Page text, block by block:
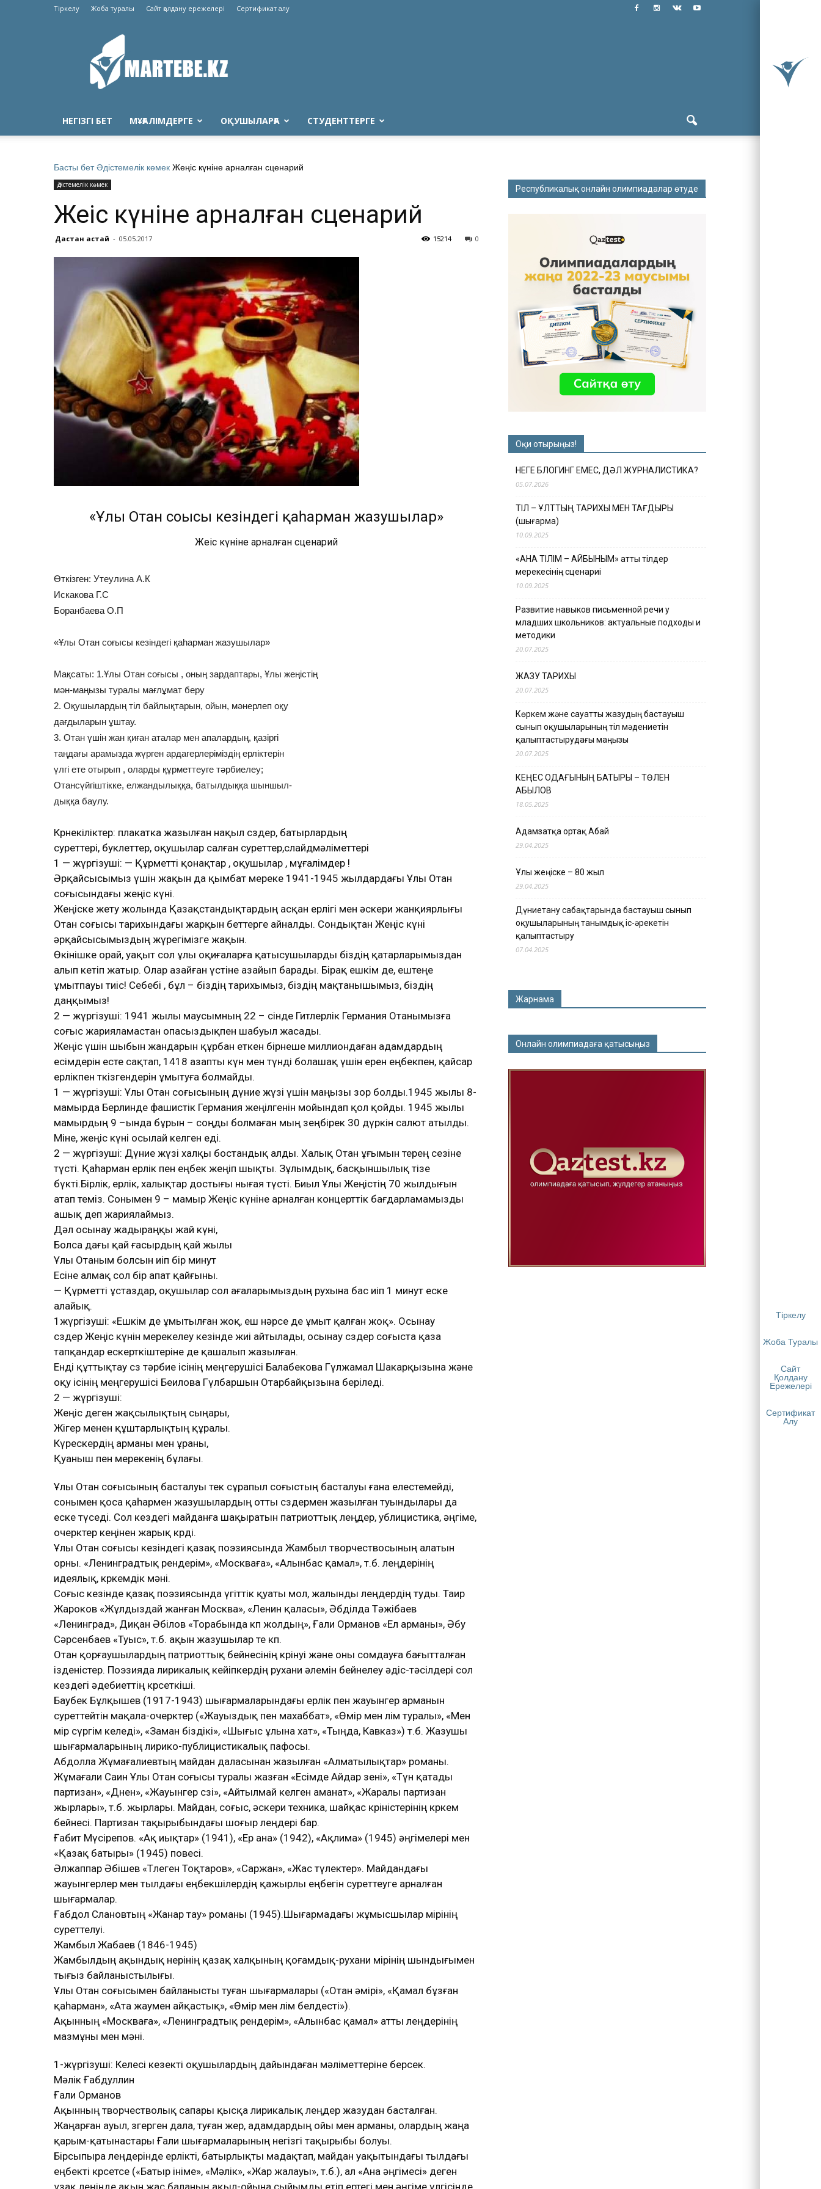
Тіркелу
Жоба Туралы
Сайт
Қолдану
Ережелері
Сертификат
Алу
Тіркелу Жоба туралы Сайт қолдану ережелері Сертификат алу
Martebe.kz
білім
сайты
НЕГІЗГІ БЕТ МҰҒАЛІМДЕРГЕ ОҚУШЫЛАРҒА СТУДЕНТТЕРГЕ
Басты бет Әдістемелік көмек Жеңіс күніне арналған сценарий
Әдістемелік көмек
Жеңіс күніне арналған сценарий
Дастан Қастай - 05.05.2017 0
15214
«Ұлы Отан соғысы кезіндегі қаһарман жазушылар»
Жеңіс күніне арналған сценарий
Өткізген: Утеулина А.К
Искакова Г.С
Боранбаева О.П
«Ұлы Отан соғысы кезіндегі қаһарман жазушылар»
Мақсаты: 1.Ұлы Отан соғысы , оның зардаптары, Ұлы жеңістің
мән-маңызы туралы мағлұмат беру
2. Оқушылардың тіл байлықтарын, ойын, мәнерлеп оқу
дағдыларын ұштау.
3. Отан үшін жан қиған аталар мен апалардың, қазіргі
таңдағы арамызда жүрген ардагерлеріміздің ерліктерін
үлгі ете отырып , оларды құрметтеуге тәрбиелеу;
Отансүйгіштікке, елжандылыққа, батылдыққа шыншыл-
дыққа баулу.
Көрнекіліктер: плакатка жазылған нақыл сөздер, батырлардың
суреттері, буклеттер, оқушылар салған суреттер,слайдмәліметтері
1 — жүргізуші: — Құрметті қонақтар , оқушылар , мұғалімдер !
Әрқайсысымыз үшін жақын да қымбат мереке 1941-1945 жылдардағы Ұлы Отан
соғысындағы жеңіс күні.
Жеңіске жету жолында Қазақстандықтардың асқан ерлігі мен әскери жанқиярлығы
Отан соғысы тарихындағы жарқын беттерге айналды. Сондықтан Жеңіс күні
әрқайсысымыздың жүрегімізге жақын.
Өкінішке орай, уақыт сол ұлы оқиғаларға қатысушыларды біздің қатарларымыздан
алып кетіп жатыр. Олар азайған үстіне азайып барады. Бірақ ешкім де, ештеңе
ұмытпауы тиіс! Себебі , бұл – біздің тарихымыз, біздің мақтанышымыз, біздің
даңқымыз!
2 — жүргізуші: 1941 жылы маусымның 22 – сінде Гитлерлік Германия Отанымызға
соғыс жарияламастан опасыздықпен шабуыл жасады.
Жеңіс үшін шыбын жандарын құрбан еткен бірнеше миллиондаған адамдардың
есімдерін есте сақтап, 1418 азапты күн мен түнді болашақ үшін ерен еңбекпен, қайсар
ерлікпен өткізгендерін ұмытуға болмайды.
1 — жүргізуші: Ұлы Отан соғысының дүние жүзі үшін маңызы зор болды.1945 жылы 8-
мамырда Берлинде фашистік Германия жеңілгенін мойындап қол қойды. 1945 жылы
мамырдың 9 –ында бұрын – соңды болмаған мың зеңбірек 30 дүркін салют атылды.
Міне, жеңіс күні осылай келген еді.
2 — жүргізуші: Дүние жүзі халқы бостандық алды. Халық Отан ұғымын терең сезіне
түсті. Қаһарман ерлік пен еңбек жеңіп шықты. Зұлымдық, басқыншылық тізе
бүкті.Бірлік, ерлік, халықтар достығы нығая түсті. Биыл Ұлы Жеңістің 70 жылдығын
атап өтеміз. Сонымен 9 – мамыр Жеңіс күніне арналған концерттік бағдарламамызды
ашық деп жариялаймыз.
Дәл осынау жадыраңқы жай күні,
Болса дағы қай ғасырдың қай жылы
Ұлы Отаным болсын иіп бір минут
Есіне алмақ сол бір апат қайғыны.
— Құрметті ұстаздар, оқушылар сол ағаларымыздың рухына бас иіп 1 минут еске
алайық.
1жүргізуші: «Ешкім де ұмытылған жоқ, еш нәрсе де ұмыт қалған жоқ». Осынау
сөздер Жеңіс күнін мерекелеу кезінде жиі айтылады, осынау сөздер соғыста қаза
тапқандар ескерткіштеріне де қашалып жазылған.
Енді құттықтау сөз тәрбие ісінің меңгерушісі Балабекова Гүлжамал Шакарқызына және
оқу ісінің меңгерушісі Беилова Гүлбаршын Отарбайқызына беріледі.
2 — жүргізуші:
Жеңіс деген жақсылықтың сыңары,
Жігер менен құштарлықтың құралы.
Күрескердің арманы мен ұраны,
Қуаныш пен мерекенің бұлағы.
Ұлы Отан соғысының басталуы тек сұрапыл соғыстың басталуы ғана елестемейді,
сонымен қоса қаһармен жазушылардың отты сөздермен жазылған туындылары да
еске түседі. Сол кездегі майданға шақыратын патриоттық өлеңдер, ублицистика, әңгіме,
очерктер кеңінен жарық көрді.
Ұлы Отан соғысы кезіндегі қазақ поэзиясында Жамбыл творчествосының алатын
орны. «Ленинградтық өрендерім», «Москваға», «Алынбас қамал», т.б. өлеңдерінің
идеялық, көркемдік мәні.
Соғыс кезінде қазақ поэзиясында үгіттік қуаты мол, жалынды өлеңдердің туды. Таир
Жароков «Жұлдыздай жанған Москва», «Ленин қаласы», Әбділда Тәжібаев
«Ленинград», Диқан Әбілов «Торабында көп жолдың», Ғали Орманов «Ел арманы», Әбу
Сәрсенбаев «Туыс», т.б. ақын жазушылар өте көп.
Отан қорғаушылардың патриоттық бейнесінің көрінуі және оны сомдауға бағытталған
ізденістер. Поэзияда лирикалық кейіпкердің рухани әлемін бейнелеу әдіс-тәсілдері сол
кездегі әдебиеттің көрсеткіші.
Баубек Бұлқышев (1917-1943) шығармаларындағы ерлік пен жауынгер арманын
суреттейтін мақала-очерктер («Жауыздық пен махаббат», «Өмір мен өлім туралы», «Мен
өмір сүргім келеді», «Заман біздікі», «Шығыс ұлына хат», «Тыңда, Кавказ») т.б. Жазушы
шығармаларының лирико-публицистикалық пафосы.
Абдолла Жұмағалиевтың майдан даласынан жазылған «Алматылықтар» романы.
Жұмағали Саин Ұлы Отан соғысы туралы жазған «Есімде Айдар өзені», «Түн қатады
партизан», «Дөнен», «Жауынгер сөзі», «Айтылмай келген аманат», «Жаралы партизан
жырлары», т.б. жырлары. Майдан, соғыс, әскери техника, шайқас көріністерінің көркем
бейнесі. Партизан тақырыбындағы шоғыр өлеңдері бар.
Ғабит Мүсірепов. «Ақ иықтар» (1941), «Ер ана» (1942), «Ақлима» (1945) әңгімелері мен
«Қазақ батыры» (1945) повесі.
Әлжаппар Әбішев «Төлеген Тоқтаров», «Саржан», «Жас түлектер». Майдандағы
жауынгерлер мен тылдағы еңбекшілердің қажырлы еңбегін суреттеуге арналған
шығармалар.
Ғабдол Слановтың «Жанар тау» романы (1945).Шығармадағы жұмысшылар өмірінің
суреттелуі.
Жамбыл Жабаев (1846-1945)
Жамбылдың ақындық өнерінің қазақ халқының қоғамдық-рухани өмірінің шындығымен
тығыз байланыстылығы.
Ұлы Отан соғысымен байланысты туған шығармалары («Отан әмірі», «Қамал бұзған
қаһарман», «Ата жаумен айқастық», «Өмір мен өлім белдесті»).
Ақынның «Москваға», «Ленинградтық өрендерім», «Алынбас қамал» атты өлеңдерінің
мазмұны мен мәні.
1-жүргізуші: Келесі кезекті оқушылардың дайындаған мәліметтеріне берсек.
Мәлік Ғабдуллин
Ғали Орманов
Ақынның творчестволық сапары қысқа лирикалық өлеңдер жазудан басталған.
Жаңарған ауыл, өзгерген дала, туған жер, адамдардың ойы мен арманы, олардың жаңа
қарым-қатынастары Ғали шығармаларының негізгі тақырыбы болуы.
Бірсыпыра өлеңдерінде ерлікті, батырлықты мадақтап, майдан уақытындағы тылдағы
еңбекті көрсетсе («Батыр ініме», «Мәлік», «Жар жалауы», т.б.), ал «Ана әңгімесі» деген
ұзақ өлеңінде ақын жас баланың ақыл-ойына сыйымды етіп ертегі мен әңгіме үлгісінде
Республикалық онлайн олимпиадалар өтуде
Оқи отырыңыз!
НЕГЕ БЛОГИНГ ЕМЕС, ДӘЛ ЖУРНАЛИСТИКА?
05.07.2026
ТІЛ – ҰЛТТЫҢ ТАРИХЫ МЕН ТАҒДЫРЫ
(шығарма)
10.09.2025
«АНА ТІЛІМ – АЙБЫНЫМ» атты тілдер
мерекесінің сценариі
10.09.2025
Развитие навыков письменной речи у
младших школьников: актуальные подходы и
методики
20.07.2025
ЖАЗУ ТАРИХЫ
20.07.2025
Көркем және сауатты жазудың бастауыш
сынып оқушыларының тіл мәдениетін
қалыптастырудағы маңызы
20.07.2025
КЕҢЕС ОДАҒЫНЫҢ БАТЫРЫ – ТӨЛЕН
ҚАБЫЛОВ
18.05.2025
Адамзатқа ортақ Абай
29.04.2025
Ұлы жеңіске – 80 жыл
29.04.2025
Дүниетану сабақтарында бастауыш сынып
оқушыларының танымдық іс-әрекетін
қалыптастыру
07.04.2025
Жарнама
Онлайн олимпиадаға қатысыңыз